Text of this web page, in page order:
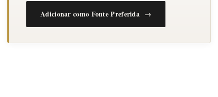
Adicionar como Fonte Preferida →